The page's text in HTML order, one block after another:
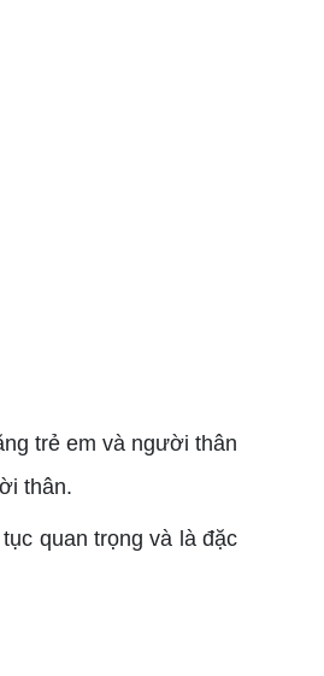
trẻ em và người thân
thân.
quan trọng và là đặc